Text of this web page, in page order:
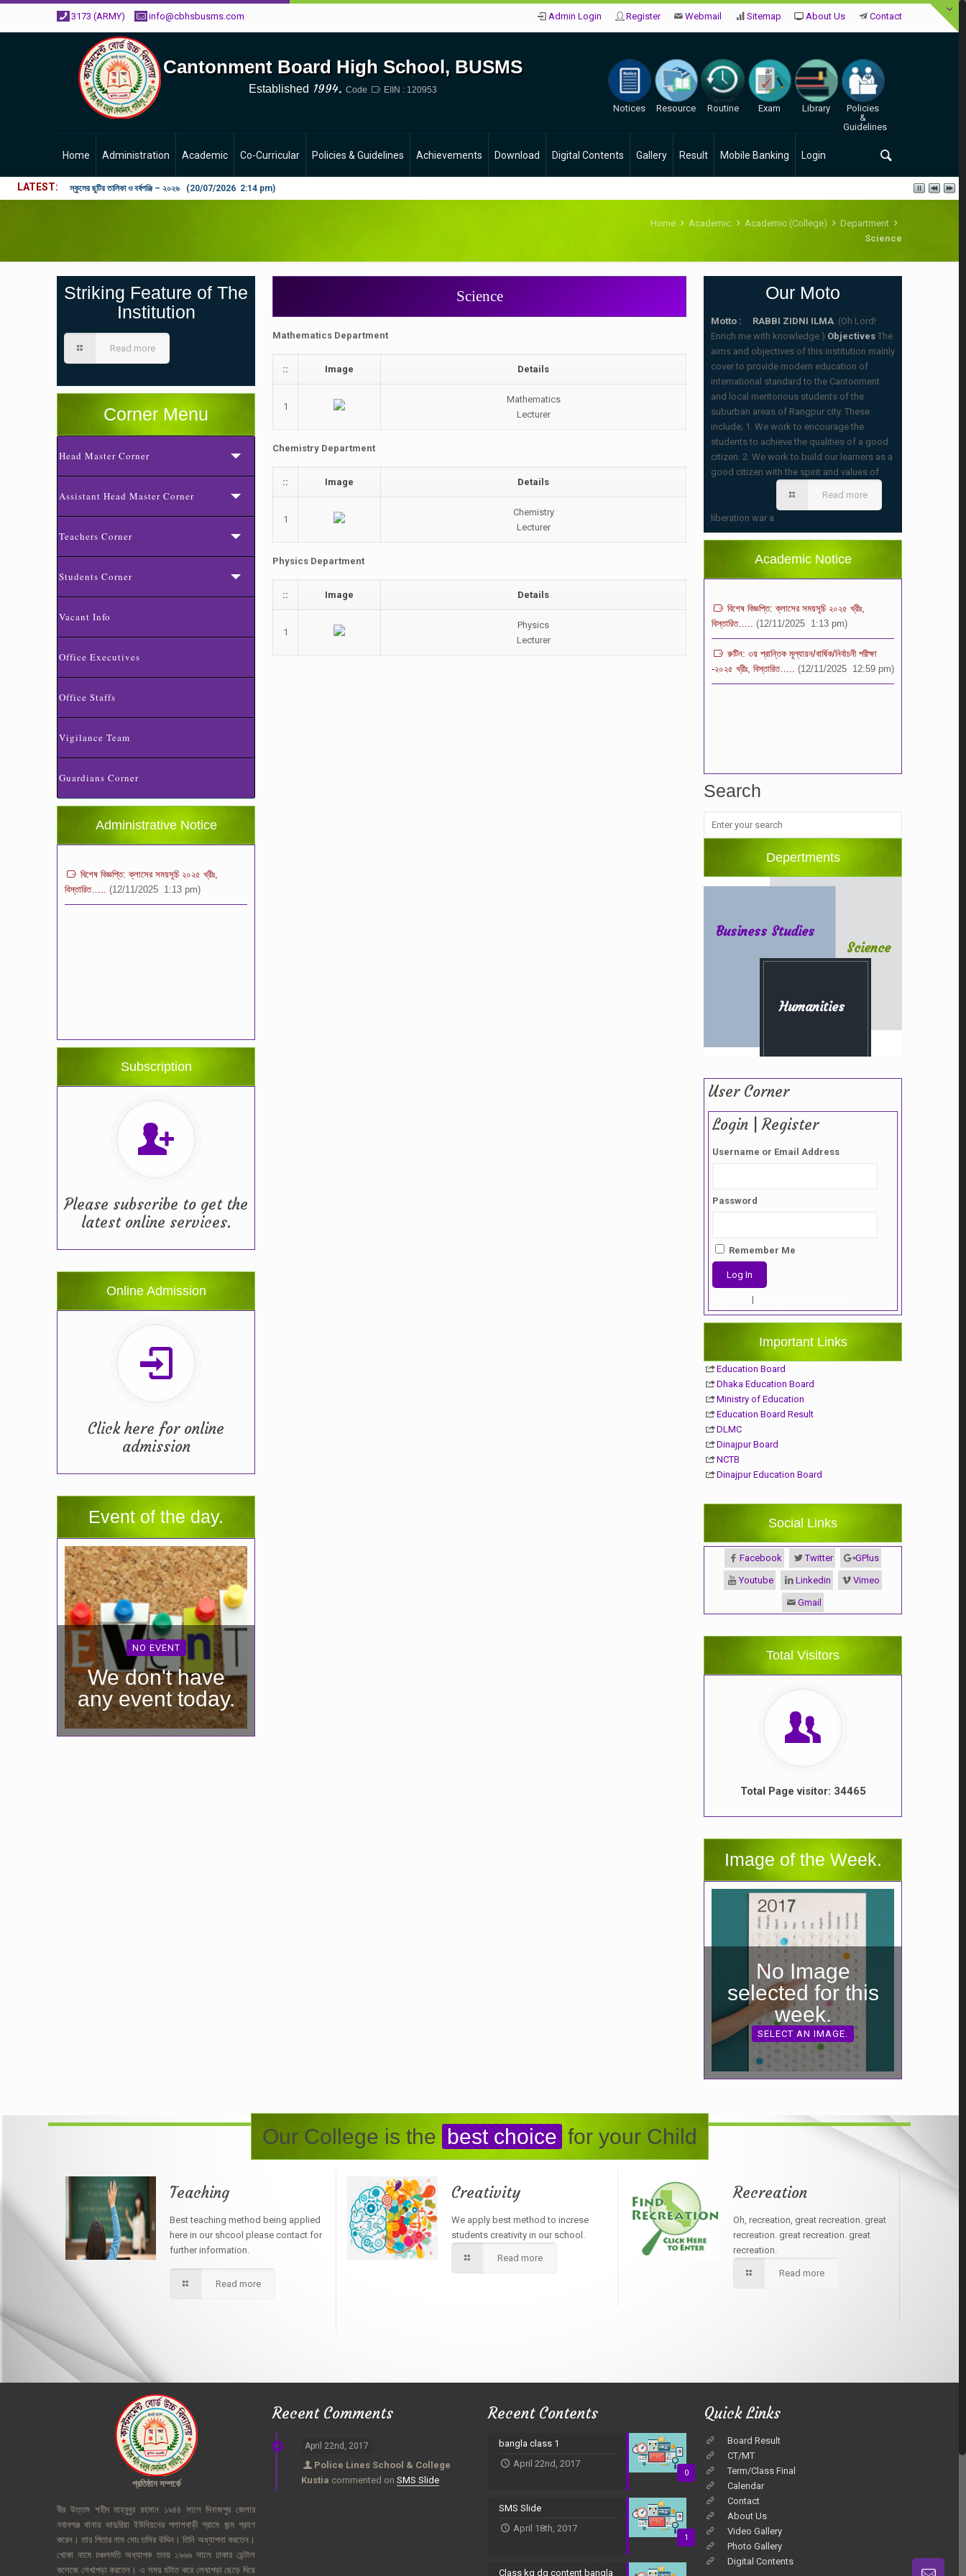
3173 (ARMY) info@cbhsbusms.com
Cantonment Board High School, BUSMS
Established 1994.Code EIIN : 120953
Admin Login Register Webmail Sitemap About Us Contact
Home Administration Academic Co-Curricular Policies & Guidelines Achievements Download Digital Contents Gallery Result Mobile Banking Login
Notices Resource Routine Exam Library
Policies
&
Guidelines
LATEST স্কুলের ছুটির তালিকা ও বর্ষপঞ্জি – ২০২৬ (20/07/2026 2:14 pm)
Home Academic Academic (College)
Department
Science
Striking Feature of The
Institution
Read more
Corner Menu
Head Master Corner
Assistant Head Master Corner
Teachers Corner
Students Corner
Vacant Info
Office Executives
Office Staffs
Vigilance Team
Guardians Corner
Administrative Notice
শ্রেণি পযর্ন্ত ফরম বিতরন চলছে… বিস্তারিত
(11/12/2025 2:38 pm)
বিস্তারিত…..
(12/11/2025 1:13 pm)
Subscription
Please subscribe to get the
latest online services.
Online Admission
Click here for online
admission
Event of the day.
NO EVENT
We don't have
any event today.
Science
Mathematics Department
:: Image Details
1
Mathematics
Lecturer
Chemistry Department
:: Image Details
1
Chemistry
Lecturer
Physics Department
:: Image Details
1
Physics
Lecturer
Our Moto
Motto : RABBI ZIDNI ILMA. (Oh Lord!
Enrich me with knowledge.) Objectives The
aims and objectives of this institution mainly
cover to provide modern education of
international standard to the Cantonment
and local meritorious students of the
suburban areas of Rangpur city. These
include; 1. We work to encourage the
students to achieve the qualities of a good
citizen. 2. We work to build our learners as a
good citizen with the spirit and values of
liberation war a
Read more
Academic Notice
স্কুলের ছুটির তালিকা ও বর্ষপঞ্জি – ২০২৬
(20/07/2026 2:14 pm)
শ্রেণি পযর্ন্ত ফরম বিতরন চলছে… বিস্তারিত
(11/12/2025 2:38 pm)
বিস্তারিত…..
(12/11/2025 1:13 pm)
রুটিন: ৩য় প্রান্তিক মূল্যায়ন/বার্ষিক/নির্বাচনী পরীক্ষা
-২০২৫ খ্রীঃ, বিস্তারিত…..
(12/11/2025 12:59 pm)
Search
Depertments
Humanities
Business Studies
Science
User Corner
Login | Register
Username or Email Address
Password
Remember Me
|
Important Links
Education Board
Dhaka Education Board
Ministry of Education
Education Board Result
DLMC
Dinajpur Board
NCTB
Dinajpur Education Board
Social Links
Facebook Twitter GPlus
Youtube Linkedin Vimeo
Gmail
Total Visitors
Total Page visitor: 34465
Image of the Week.
No Image
selected for this
week.
SELECT AN IMAGE.
Our College is the best choice for your Child
Teaching
Best teaching method being applied
here in our shcool please contact for
further information.
Read more
Creativity
We apply best method to increse
students creativity in our school.
Read more
Recreation
Oh, recreation, great recreation. great
recreation. great recreation. great
recreation.
Read more
প্রতিষ্ঠান সম্পর্কে
বীর উত্তম শহীদ মাহবুবুর রহমান ১৯৪৪ সালে দিনাজপুর জেলার
নবাবগঞ্জ থানার ভাদুরিয়া ইউনিয়নের পলাশবাড়ী গ্রামে জন্ম গ্রহণ
করেন। তার পিতার নাম মোঃ তসির উদ্দিন। তিনি অধ্যাপনা করতেন।
খোকা নামে চঞ্চলমতি অধ্যাপক তনয় ১৯৬৬ সালে ঢাকার ডেন্টাল
কলেজে লেখাপড়া করতেন। এ সময় হটাত করে লেখাপড়া ছেড়ে দিয়ে
Recent Comments
April 22nd, 2017
Police Lines School & College
Kustia commented on SMS Slide
Recent Contents
0
bangla class 1
April 22nd, 2017
1
SMS Slide
April 18th, 2017
Class kg dg content bangla
Quick Links
Board Result
CT/MT
Term/Class Final
Calendar
Contact
About Us
Video Gallery
Photo Gallery
Digital Contents